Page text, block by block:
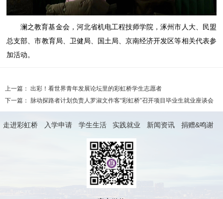
澜之教育基金会，河北省机电工程技师学院，涿州市人大、民盟
总支部、市教育局、卫健局、国土局、京南经济开发区等相关代表参
加活动。
上一篇： 出彩！看世界青年发展论坛里的彩虹桥学生志愿者
下一篇：
脉动探路者计划负责人罗淑文作客“彩虹桥”召开项目毕业生就业座谈会
走进彩虹桥 入学申请 学生生活 实践就业 新闻资讯 捐赠&鸣谢